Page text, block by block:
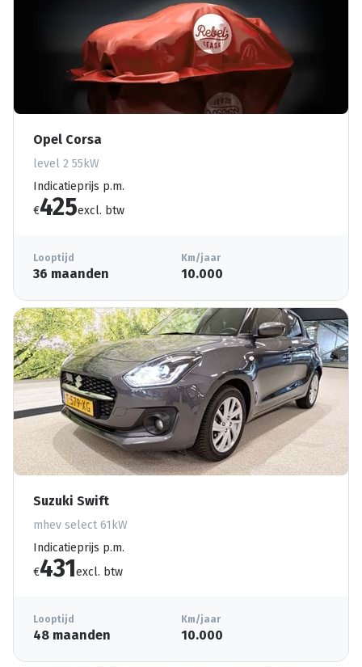
Opel Corsa
level 2 55kW
Indicatieprijs p.m.
€425excl. btw
Looptijd
36 maanden
Km/jaar
10.000
Suzuki Swift
mhev select 61kW
Indicatieprijs p.m.
€431excl. btw
Looptijd
48 maanden
Km/jaar
10.000